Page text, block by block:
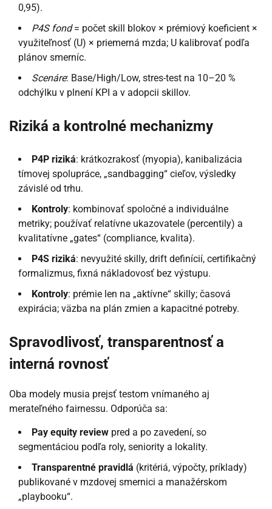
0,95).
P4S fond= počet skill blokov × prémiový koeficient ×
využiteľnosť (U) × priemerná mzda; U kalibrovať podľa
plánov smerníc.
Scenáre: Base/High/Low, stres-test na 10–20 %
odchýlku v plnení KPI a v adopcii skillov.
Riziká a kontrolné mechanizmy
P4P riziká: krátkozrakosť (myopia), kanibalizácia
tímovej spolupráce, „sandbagging“ cieľov, výsledky
závislé od trhu.
Kontroly: kombinovať spoločné a individuálne
metriky; používať relatívne ukazovatele (percentily) a
kvalitatívne „gates“ (compliance, kvalita).
P4S riziká: nevyužité skilly, drift definícií, certifikačný
formalizmus, fixná nákladovosť bez výstupu.
Kontroly: prémie len na „aktívne“ skilly; časová
expirácia; väzba na plán zmien a kapacitné potreby.
Spravodlivosť, transparentnosť a
interná rovnosť
Oba modely musia prejsť testom vnímaného aj
merateľného fairnessu. Odporúča sa:
Pay equity review pred a po zavedení, so
segmentáciou podľa roly, seniority a lokality.
Transparentné pravidlá (kritériá, výpočty, príklady)
publikované v mzdovej smernici a manažérskom
„playbooku“.